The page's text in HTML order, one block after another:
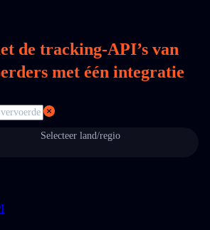
de tracking-API’s van
met één integratie
Selecteer land/regio